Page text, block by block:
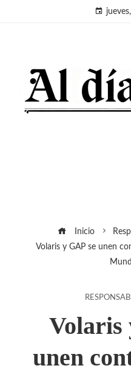
Inicio
Volaris y GAP se unen
Volaris
unen